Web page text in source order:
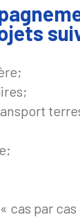
cas par cas